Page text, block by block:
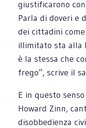
giustificarono
Parla di doveri e
dei cittadini
illimitato sta alla
è la stessa che
frego”, scrive il
E in questo
Howard Zinn,
disobbedienza